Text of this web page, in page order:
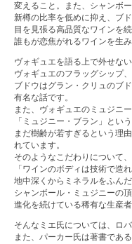
変えること。また、シャンボ
新樽の比率を低めに抑え、ブ
目を見張る高品質なワインを
誰もが恋焦がれるワインを生
ヴォギュエを語る上で外せな
ヴォギュエのフラッグシップ
ブドウはグラン・クリュのブ
有名な話です。
また、ヴォギュエのミュジニ
「ミュジニー・ブラン」とい
まだ樹齢が若すぎるという理
れています。
そのようなこだわりについて
「ワインのボディは技術で造
地中深くからミネラルをふん
シャンボール・ミュジニーの
進化を続けている稀有な生産
そんなミエ氏については、ロ
また、パーカー氏は著書であ